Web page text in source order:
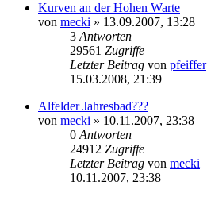
Kurven an der Hohen Warte
von mecki » 13.09.2007, 13:28
3 Antworten
29561 Zugriffe
Letzter Beitrag von pfeiffer
15.03.2008, 21:39
Alfelder Jahresbad???
von mecki » 10.11.2007, 23:38
0 Antworten
24912 Zugriffe
Letzter Beitrag von mecki
10.11.2007, 23:38